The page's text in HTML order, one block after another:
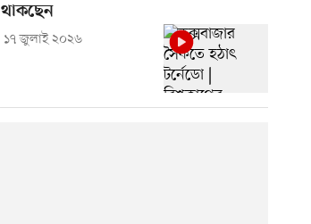
থাকছেন
১৭ জুলাই ২০২৬